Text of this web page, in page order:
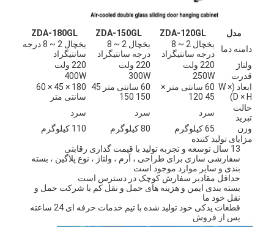
مدل ZDA-120GL
ZDA-150GL
ZDA-180GL
دامنه دما
یخچال 2 ~ 8
درجه سانتیگراد
یخچال 2 ~ 8
درجه سانتیگراد
یخچال 2 ~ 8 درجه
سانتیگراد
ولتاژ
220 ولت 220 ولت
220 ولت
قدرت
250W
300W
400W
ابعاد (W ×
D × H)
60 سانتی متر ×
45 120
60 سانتی متر 45
150 150
180 × 45 × 60
سانتی متر
حالت
تبرید
سرد سرد
سرد
وزن
65 کیلوگرم 80 کیلوگرم
110 کیلوگرم
مزایای تولید کننده
13 سال توسعه و تجربه تولید با قیمت گذاری رقابتی
سفارشی سازی برای طراحی ، آرم ، ولتاژ ، نوع پلاگین ، بسته
بندی و سایر موارد موجود است
حداقل مقادیر سفارش کوچک در دسترس است
بسته بندی ایمن و هزینه های حمل و نقل کم با شرکت حمل و
نقل خود ما
قطعات یدکی خود تولید شده با تیم خدمات حرفه ای 24 ساعته
پس از فروش